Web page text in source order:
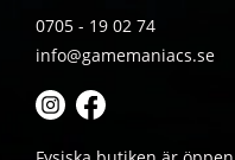
0705 - 19 02 74
info@gamemaniacs.se